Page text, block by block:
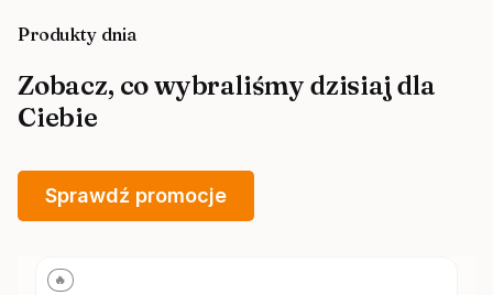
Produkty dnia
Zobacz, co wybraliśmy dzisiaj dla
Ciebie
Sprawdź promocje
🔥